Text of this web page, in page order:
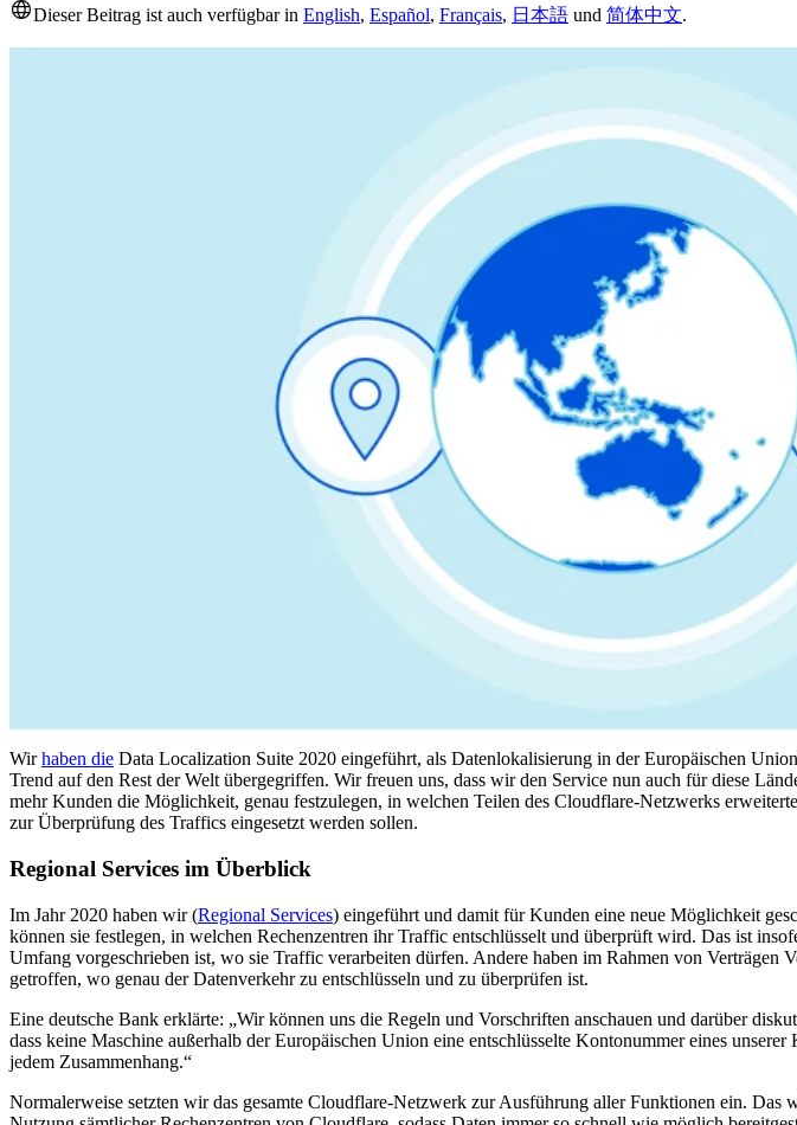
Dieser Beitrag ist auch verfügbar in English, Español, Français, 日本語 und 简体中文.
Wirhaben die Data Localization Suite 2020 eingeführt, als Datenlokalisierung in der Europäischen
Trend auf den Rest der Welt übergegriffen. Wir freuen uns, dass wir den Service nun auch für diese
mehr Kunden die Möglichkeit, genau festzulegen, in welchen Teilen des Cloudflare-Netzwerks
zur Überprüfung des Traffics eingesetzt werden sollen.
Regional Services im Überblick
Im Jahr 2020 haben wir (Regional Services) eingeführt und damit für Kunden eine neue Möglichkeit
können sie festlegen, in welchen Rechenzentren ihr Traffic entschlüsselt und überprüft wird. Das ist
Umfang vorgeschrieben ist, wo sie Traffic verarbeiten dürfen. Andere haben im Rahmen von Verträgen
getroffen, wo genau der Datenverkehr zu entschlüsseln und zu überprüfen ist.
Eine deutsche Bank erklärte: „Wir können uns die Regeln und Vorschriften anschauen und darüber
dass keine Maschine außerhalb der Europäischen Union eine entschlüsselte Kontonummer eines
jedem Zusammenhang.“
Normalerweise setzten wir das gesamte Cloudflare-Netzwerk zur Ausführung aller Funktionen ein. Das